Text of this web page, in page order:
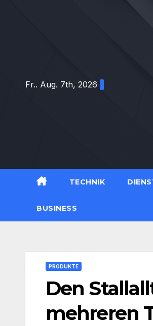
Fr.. Aug. 7th, 2026
TECHNIK
BUSINESS
PRODUKTE
Den
mehreren